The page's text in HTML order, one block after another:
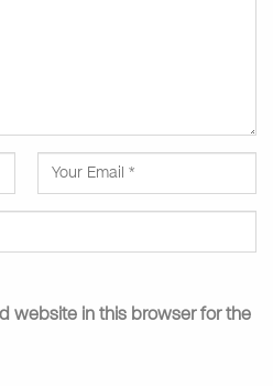
website in this browser for the